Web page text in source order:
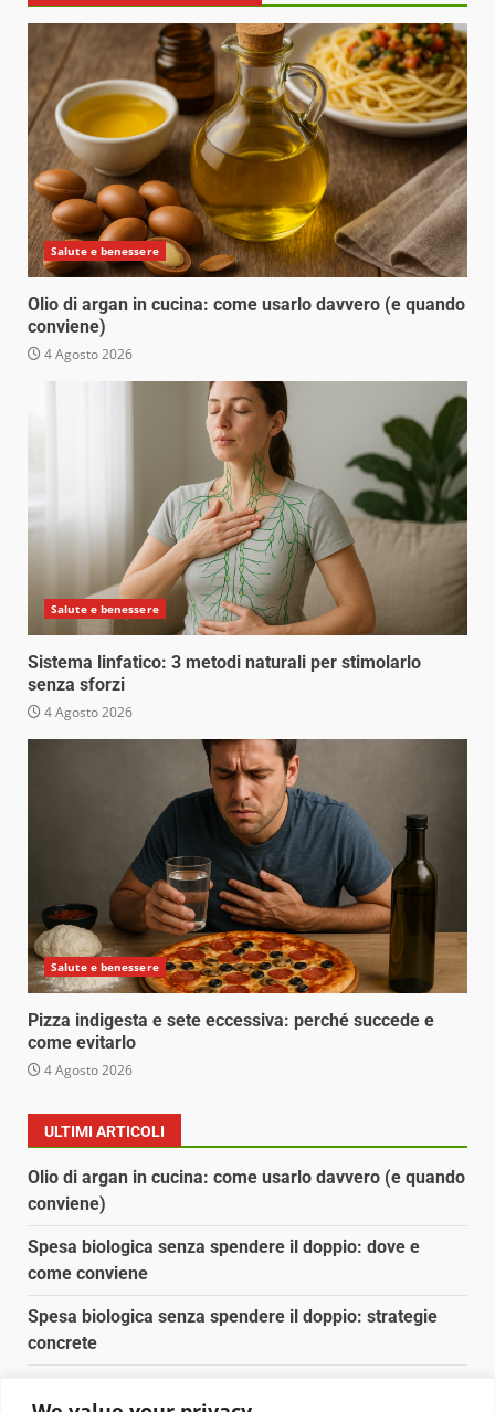
Salute e benessere
Olio di argan in cucina: come usarlo davvero (e quando
conviene)
4 Agosto 2026
Salute e benessere
Sistema linfatico: 3 metodi naturali per stimolarlo
senza sforzi
4 Agosto 2026
Salute e benessere
Pizza indigesta e sete eccessiva: perché succede e
come evitarlo
4 Agosto 2026
ULTIMI ARTICOLI
Olio di argan in cucina: come usarlo davvero (e quando
conviene)
Spesa biologica senza spendere il doppio: dove e
come conviene
Spesa biologica senza spendere il doppio: strategie
concrete